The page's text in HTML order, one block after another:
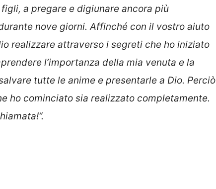
a pregare e digiunare ancora più
nove giorni.Affinché con il vostro aiuto
realizzare attraverso i segreti che ho iniziato
l’importanza della mia venuta e la
tutte le anime e presentarle a Dio. Perciò
ho cominciato sia realizzato completamente.
“.